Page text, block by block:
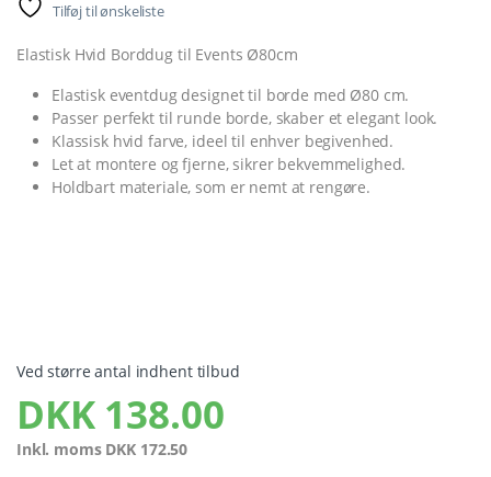
Tilføj til ønskeliste
Elastisk Hvid Borddug til Events Ø80cm
Elastisk eventdug designet til borde med Ø80 cm.
Passer perfekt til runde borde, skaber et elegant look.
Klassisk hvid farve, ideel til enhver begivenhed.
Let at montere og fjerne, sikrer bekvemmelighed.
Holdbart materiale, som er nemt at rengøre.
Ved større antal indhent tilbud
DKK138.00
Inkl. moms DKK 172.50